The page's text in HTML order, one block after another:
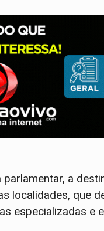
parlamentar, a
localidades, que
especializadas e